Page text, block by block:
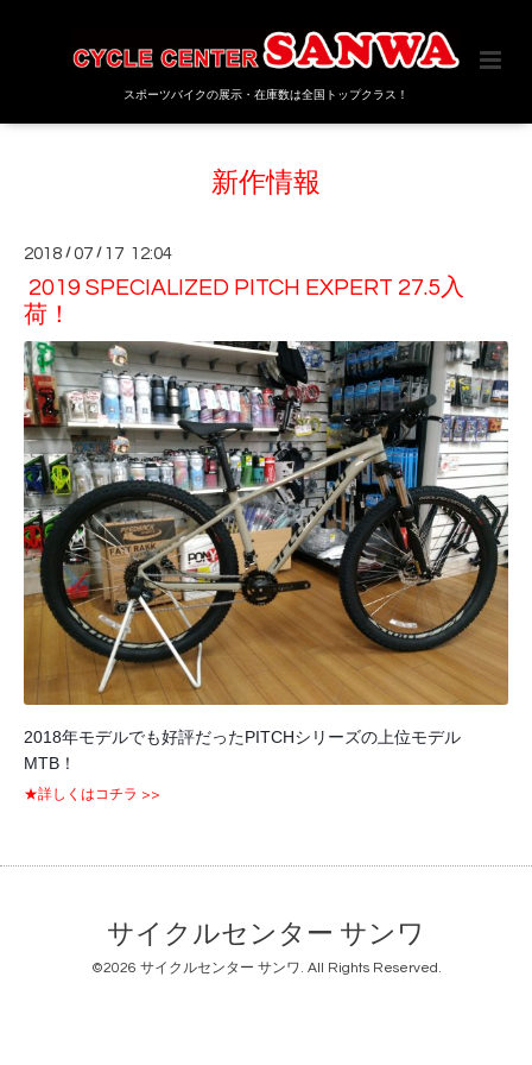
スポーツバイクの展示・在庫数は全国トップクラス！
新作情報
2018 /07 / 17 12:04
2019 SPECIALIZED PITCH EXPERT 27.5入
荷！
2018年モデルでも好評だったPITCHシリーズの上位モデル
MTB！
★詳しくはコチラ >>
サイクルセンター サンワ
©2026 サイクルセンター サンワ. All Rights Reserved.